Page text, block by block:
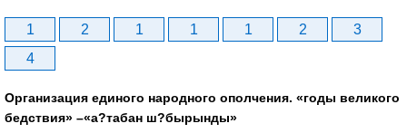
1 2 1 1 1 2
3
4
Организация единого народного ополчения. «годы великого
бедствия» –«а?табан ш?бырынды»